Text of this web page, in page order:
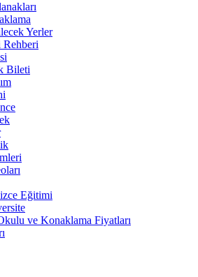
Yerler
Rehberi
Bileti
Eğitimi
ve Konaklama Fiyatları